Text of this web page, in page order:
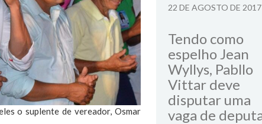
o suplente de vereador, Osmar
22 DE AGOSTO DE 2017
Tendo como
espelho Jean
Wyllys, Pabllo
Vittar deve
disputar uma
vaga de